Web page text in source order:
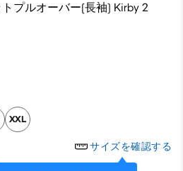
プルオーバー(長袖) Kirby 2
XXL
サイズを確認する